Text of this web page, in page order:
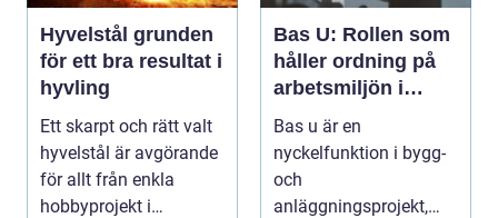
Hyvelstål grunden
för ett bra resultat i
hyvling
Ett skarpt och rätt valt
hyvelstål är avgörande
för allt från enkla
hobbyprojekt i
Bas U: Rollen som
håller ordning på
arbetsmiljön i
byggprojekt
Bas u är en
nyckelfunktion i bygg-
och
anläggningsprojekt,